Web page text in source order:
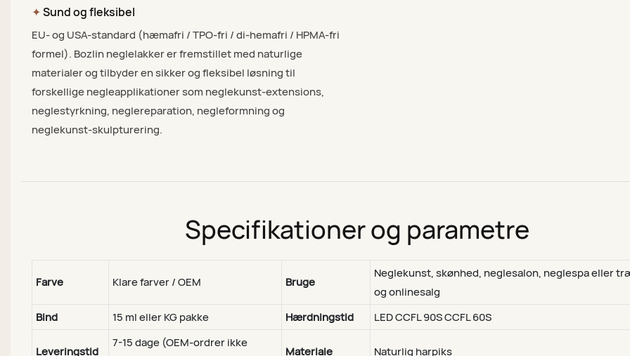
✦Sund og fleksibel
EU- og USA-standard (hæmafri / TPO-fri / di-hemafri / HPMA-fri
formel). Bozlin neglelakker er fremstillet med naturlige
materialer og tilbyder en sikker og fleksibel løsning til
forskellige negleapplikationer som neglekunst-extensions,
neglestyrkning, neglereparation, negleformning og
neglekunst-skulpturering.
Specifikationer og parametre
Farve Klare farver / OEM Bruge
Neglekunst, skønhed, neglesalon, neglespa eller
og onlinesalg
Bind
15 ml eller KG pakke Hærdningstid LED CCFL 90S CCFL 60S
Leveringstid
7-15 dage (OEM-ordrer ikke
Materiale Naturlig harpiks